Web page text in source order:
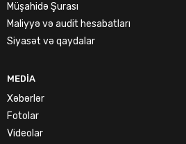
Müşahidə Şurası
Maliyyə və audit hesabatları
Siyasət və qaydalar
MEDIA
Xəbərlər
Fotolar
Videolar